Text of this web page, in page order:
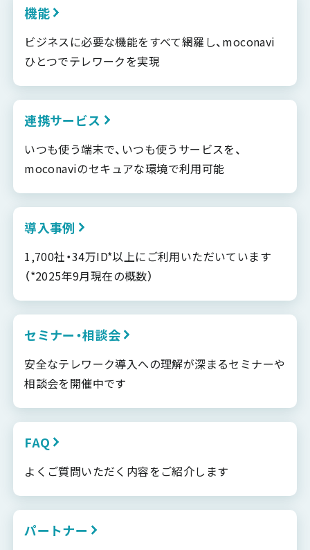
機能
ビジネスに必要な機能をすべて網羅し、moconavi
ひとつでテレワークを実現
連携サービス
いつも使う端末で、いつも使うサービスを、
moconaviのセキュアな環境で利用可能
導入事例
1,700社・34万ID*以上にご利用いただいています
（*2025年9月現在の概数）
セミナー・相談会
安全なテレワーク導入への理解が深まるセミナーや
相談会を開催中です
FAQ
よくご質問いただく内容をご紹介します
パートナー